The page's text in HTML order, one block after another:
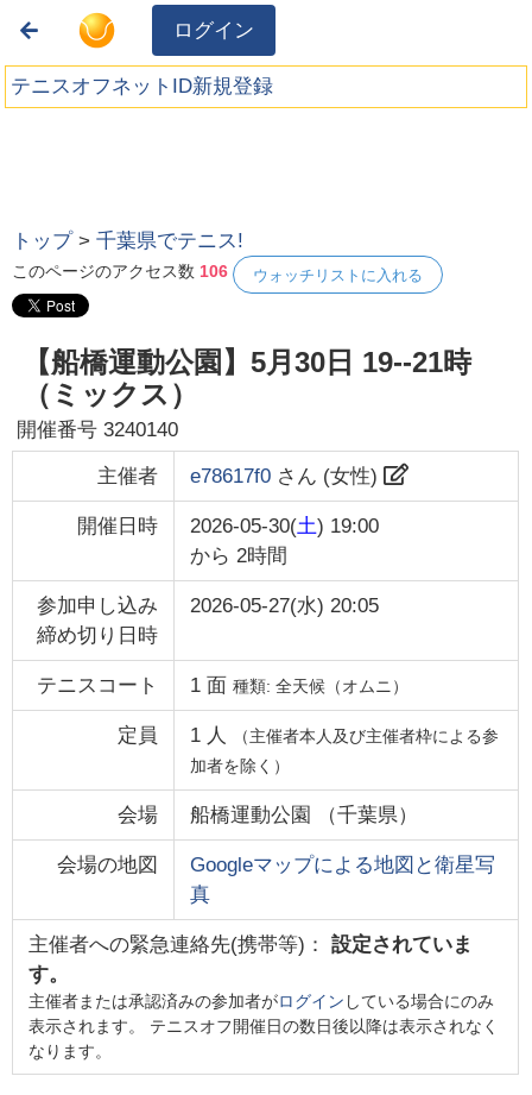
ログイン
テニスオフネットID新規登録
トップ >千葉県でテニス!
このページのアクセス数 106 ウォッチリストに入れる
【船橋運動公園】5月30日 19--21時
（ミックス）
開催番号3240140
主催者 e78617f0さん (女性)
開催日時 2026-05-30(土) 19:00
から 2時間
参加申し込み
締め切り日時
2026-05-27(水) 20:05
テニスコート 1面 種類: 全天候（オムニ）
定員 1 人
（主催者本人及び主催者枠による参
加者を除く）
会場 船橋運動公園 （千葉県）
会場の地図
Googleマップによる地図と衛星写
真
主催者への緊急連絡先(携帯等)： 設定されていま
す。
主催者または承認済みの参加者がログイン している場合にのみ
表示されます。 テニスオフ開催日の数日後以降は表示されなく
なります。